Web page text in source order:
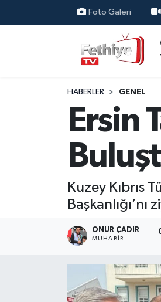
Foto Galeri
HABERLER GENEL
Ersin
Kuzey Kıbrıs
Başkanlığı’nı
ONUR ÇADIR
MUHABİR
Muğla Nöbetçi Eczaneler
Muğla Namaz Vakitleri
Muğla Trafik Yoğunluk
Süper Lig Puan Durumu ve
Tüm Manşetler
Son Dakika Haberleri